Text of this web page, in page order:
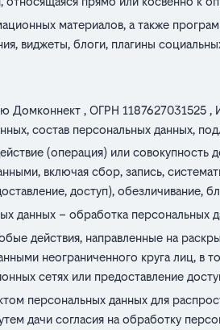
материалов, а также
виджеты, блоги, плагины
Домконнект , ОГРН 1187627031525
состав персональных данных,
(операция) или совокупность
включая сбор, запись,
доступ), обезличивание,
данных – обработка
действия, направленные на
неограниченного круга лиц,
сетях или предоставление
персональных данных для
дачи согласия на обработку